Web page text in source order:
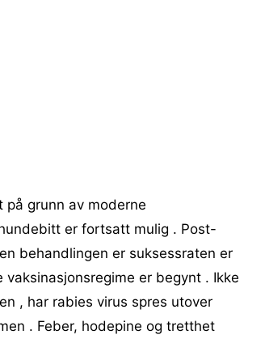
grunn av moderne
er fortsatt mulig . Post-
behandlingen er suksessraten er
er begynt . Ikke
, har rabies virus spres utover
. Feber, hodepine og tretthet